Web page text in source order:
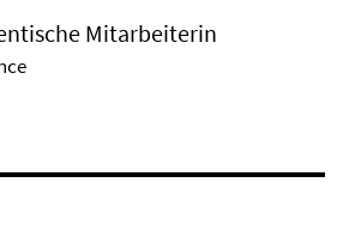
Mitarbeiterin